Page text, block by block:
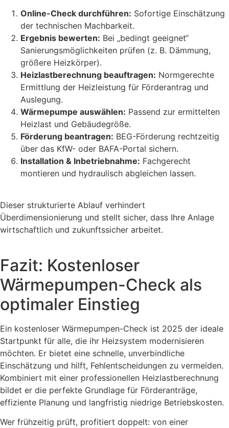
Online-Check durchführen: Sofortige Einschätzung
der technischen Machbarkeit.
Ergebnis bewerten: Bei „bedingt geeignet“
Sanierungsmöglichkeiten prüfen (z. B. Dämmung,
größere Heizkörper).
Heizlastberechnung beauftragen: Normgerechte
Ermittlung der Heizleistung für Förderantrag und
Auslegung.
Wärmepumpe auswählen: Passend zur ermittelten
Heizlast und Gebäudegröße.
Förderung beantragen: BEG-Förderung rechtzeitig
über das KfW- oder BAFA-Portal sichern.
Installation & Inbetriebnahme: Fachgerecht
montieren und hydraulisch abgleichen lassen.
Dieser strukturierte Ablauf verhindert
Überdimensionierung und stellt sicher, dass Ihre Anlage
wirtschaftlich und zukunftssicher arbeitet.
Fazit: Kostenloser
Wärmepumpen-Check als
optimaler Einstieg
Ein kostenloser Wärmepumpen-Check ist 2025 der ideale
Startpunkt für alle, die ihr Heizsystem modernisieren
möchten. Er bietet eine schnelle, unverbindliche
Einschätzung und hilft, Fehlentscheidungen zu vermeiden.
Kombiniert mit einer professionellen Heizlastberechnung
bildet er die perfekte Grundlage für Förderanträge,
effiziente Planung und langfristig niedrige Betriebskosten.
Wer frühzeitig prüft, profitiert doppelt: von einer